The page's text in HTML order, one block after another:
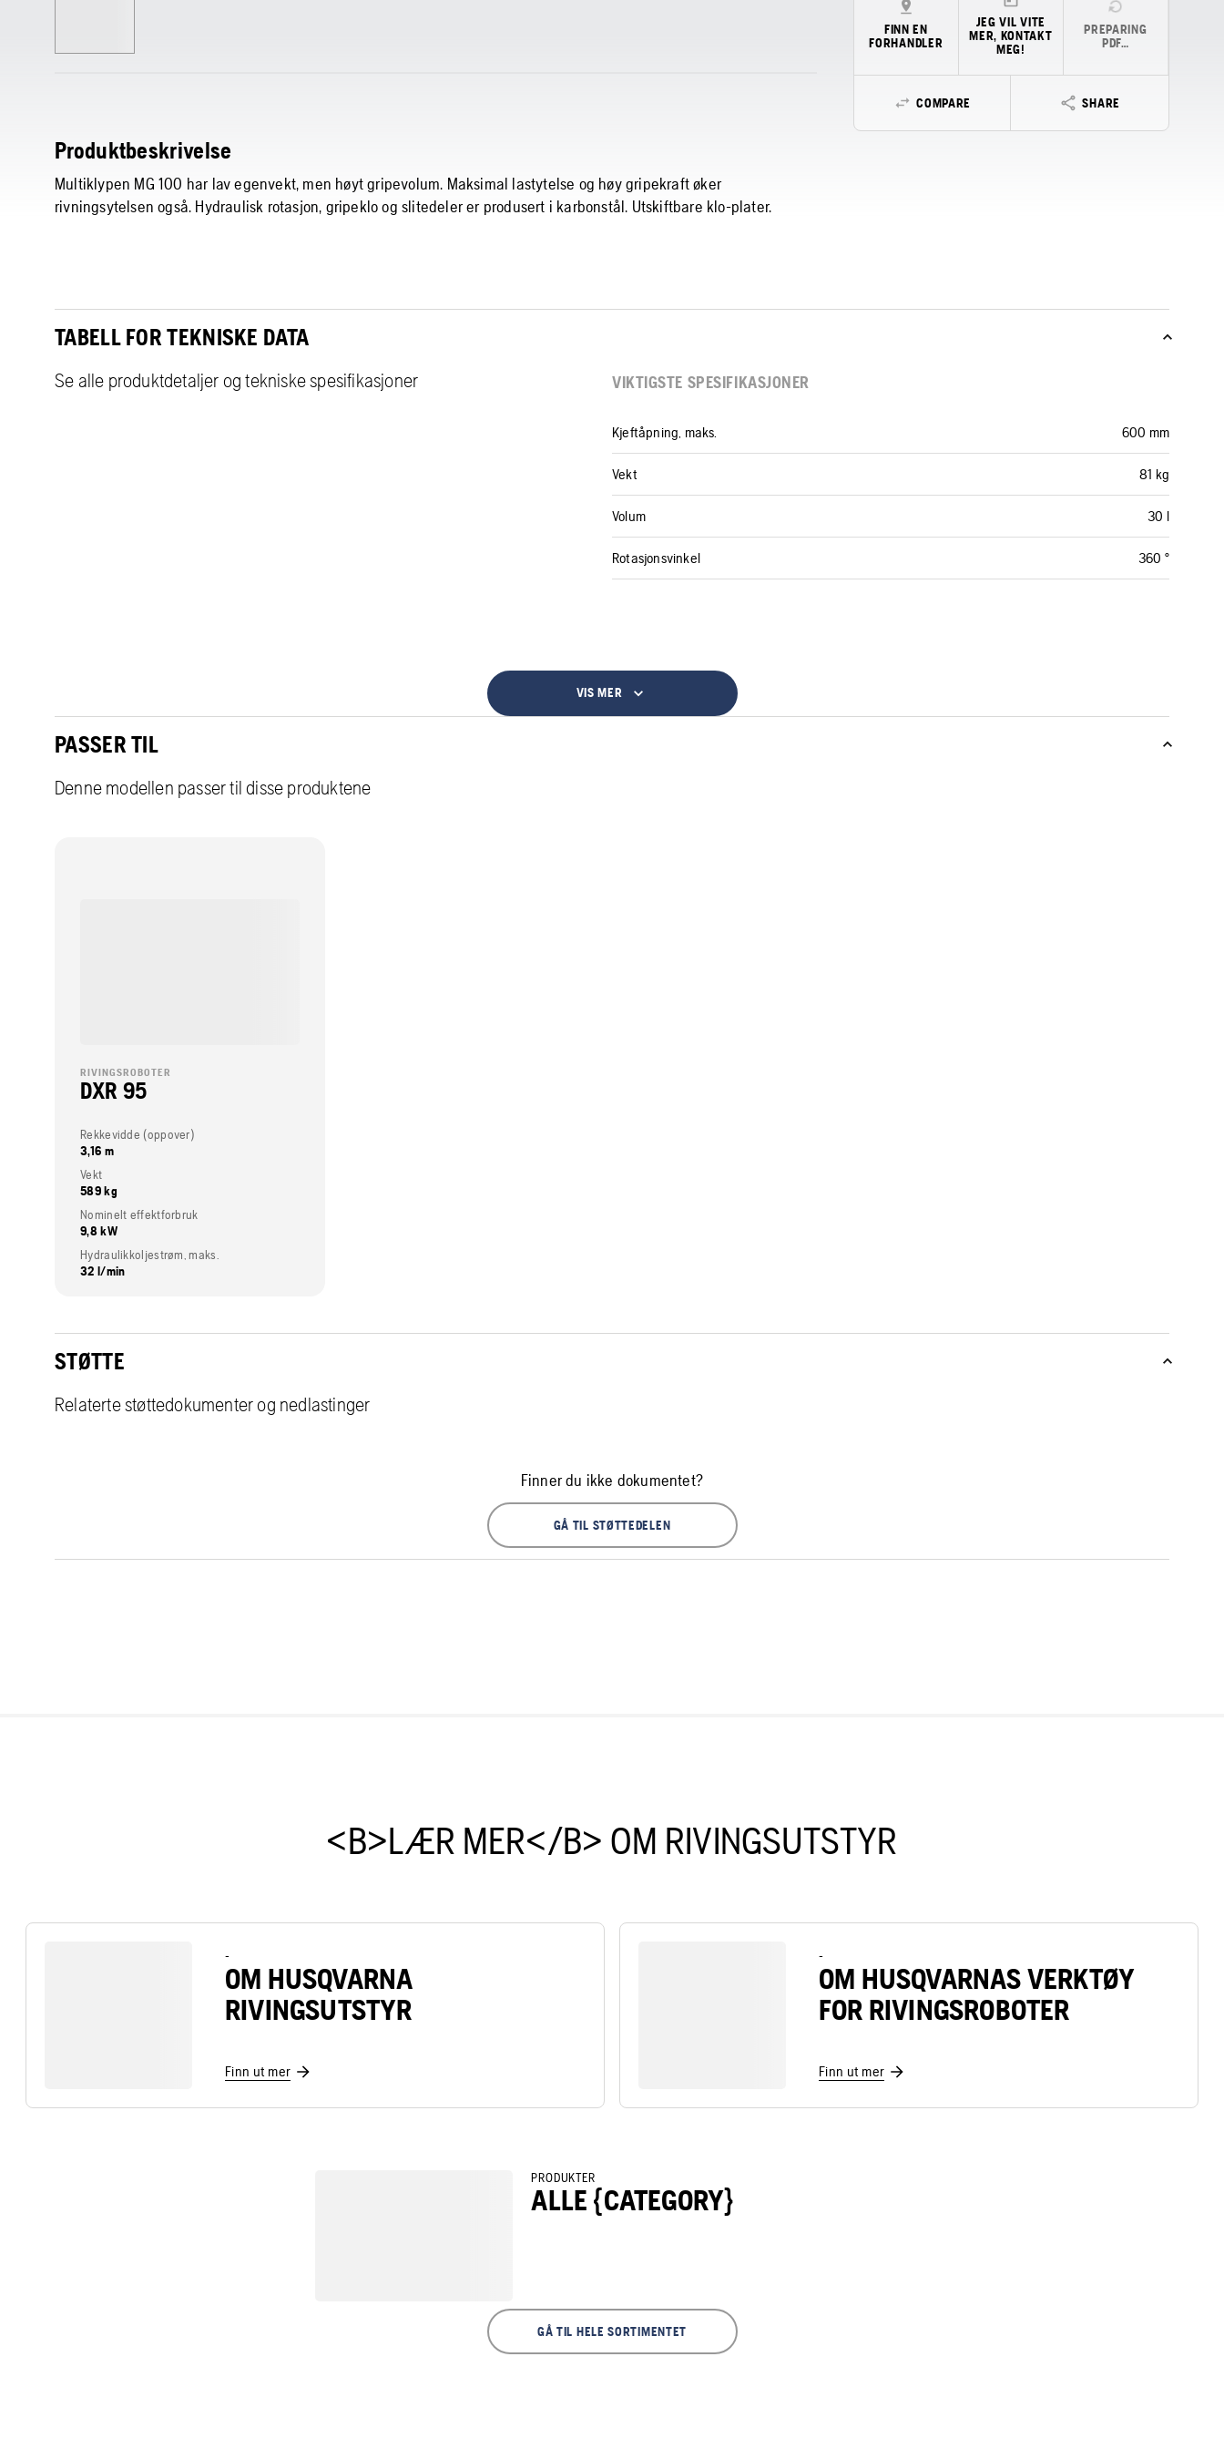
Produktbeskrivelse
Multiklypen MG 100 har lav egenvekt, men høyt gripevolum. Maksimal lastytelse og høy gripekraft øker
rivningsytelsen også. Hydraulisk rotasjon, gripeklo og slitedeler er produsert i karbonstål. Utskiftbare klo-plater.
FINN EN
FORHANDLER
JEG VIL VITE
MER, KONTAKT
MEG!
PREPARING
PDF…
COMPARE SHARE
TABELL FOR TEKNISKE DATA
Se alle produktdetaljer og tekniske spesifikasjoner VIKTIGSTE SPESIFIKASJONER
Kjeftåpning, maks. 600 mm
Vekt 81 kg
Volum 30 l
Rotasjonsvinkel 360 °
VIS MER
PASSER TIL
Denne modellen passer til disse produktene
RIVINGSROBOTER
DXR 95
Rekkevidde (oppover)
3,16 m
Vekt
589 kg
Nominelt effektforbruk
9,8 kW
Hydraulikkoljestrøm, maks.
32 l/min
STØTTE
Relaterte støttedokumenter og nedlastinger
Finner du ikke dokumentet?
GÅ TIL STØTTEDELEN
<B>LÆR MER</B> OM RIVINGSUTSTYR
-
OM HUSQVARNA
RIVINGSUTSTYR
Finn ut mer
-
OM HUSQVARNAS VERKTØY
FOR RIVINGSROBOTER
Finn ut mer
PRODUKTER
ALLE {CATEGORY}
GÅ TIL HELE SORTIMENTET